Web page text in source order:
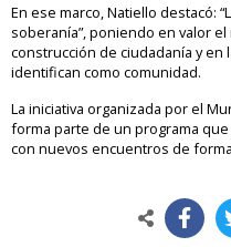
En ese marco, Natiello destacó:
soberanía”, poniendo en valor
construcción de ciudadanía y
identifican como comunidad.
La iniciativa organizada por el
forma parte de un programa
con nuevos encuentros de